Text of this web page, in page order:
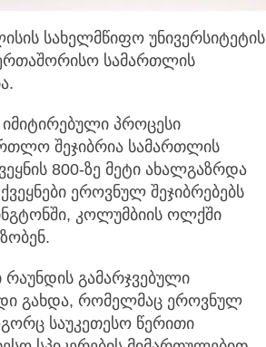
სახელმწიფო უნივერსიტეტის
სამართლის
პროცესი
შეჯიბრია სამართლის
800-ზე მეტი ახალგაზრდა
ეროვნულ შეჯიბრებებს
კოლუმბიის ოლქში
გამარჯვებული
გახდა, რომელმაც ეროვნულ
საუკეთესო წერითი